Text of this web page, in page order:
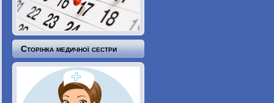
Сторінка медичної сестри